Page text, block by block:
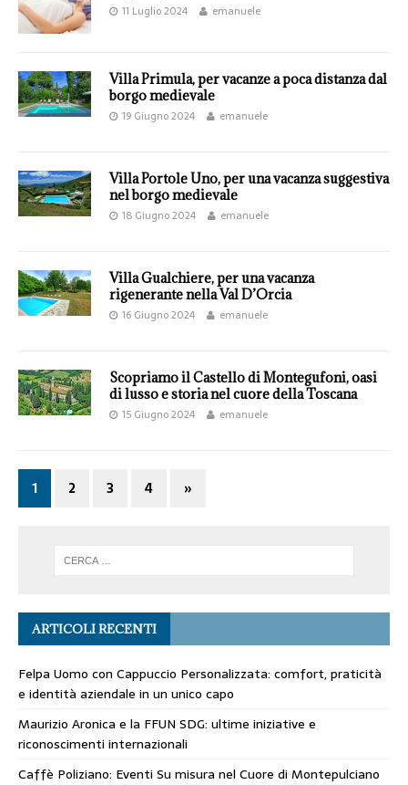
11 Luglio 2024 emanuele
Villa Primula, per vacanze a poca distanza dal
borgo medievale
19 Giugno 2024 emanuele
Villa Portole Uno, per una vacanza suggestiva
nel borgo medievale
18 Giugno 2024 emanuele
Villa Gualchiere, per una vacanza
rigenerante nella Val D’Orcia
16 Giugno 2024 emanuele
Scopriamo il Castello di Montegufoni, oasi
di lusso e storia nel cuore della Toscana
15 Giugno 2024 emanuele
1 2 3 4 »
ARTICOLI RECENTI
Felpa Uomo con Cappuccio Personalizzata: comfort, praticità
e identità aziendale in un unico capo
Maurizio Aronica e la FFUN SDG: ultime iniziative e
riconoscimenti internazionali
Caffè Poliziano: Eventi Su misura nel Cuore di Montepulciano